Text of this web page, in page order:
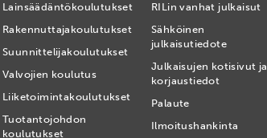
Lainsäädäntökoulutukset
Rakennuttajakoulutukset
Suunnittelijakoulutukset
Valvojien koulutus
Liiketoimintakoulutukset
Tuotantojohdon
koulutukset
RILin vanhat julkaisut
Sähköinen
julkaisutiedote
Julkaisujen kotisivut ja
korjaustiedot
Palaute
Ilmoitushankinta